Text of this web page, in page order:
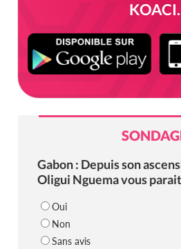
KOACI.
Gabon : Depuis son
Oligui Nguema vous
Oui
Non
Sans avis